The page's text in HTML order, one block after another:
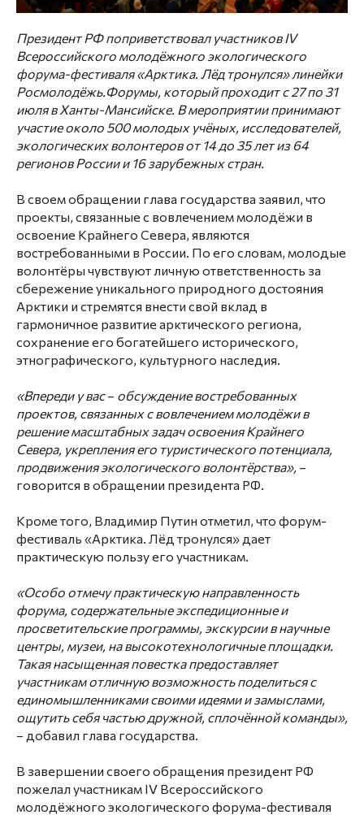
Президент РФ поприветствовал участников IV
Всероссийского молодёжного экологического
форума-фестиваля «Арктика. Лёд тронулся» линейки
Росмолодёжь.Форумы, который проходит с 27 по 31
июля в Ханты-Мансийске. В мероприятии принимают
участие около 500 молодых учёных, исследователей,
экологических волонтеров от 14 до 35 лет из 64
регионов России и 16 зарубежных стран.
В своем обращении глава государства заявил, что
проекты, связанные с вовлечением молодёжи в
освоение Крайнего Севера, являются
востребованными в России. По его словам, молодые
волонтёры чувствуют личную ответственность за
сбережение уникального природного достояния
Арктики и стремятся внести свой вклад в
гармоничное развитие арктического региона,
сохранение его богатейшего исторического,
этнографического, культурного наследия.
«Впереди у вас– обсуждение востребованных
проектов, связанных с вовлечением молодёжи в
решение масштабных задач освоения Крайнего
Севера, укрепления его туристического потенциала,
продвижения экологического волонтёрства», –
говорится в обращении президента РФ.
Кроме того, Владимир Путин отметил, что форум-
фестиваль «Арктика. Лёд тронулся» дает
практическую пользу его участникам.
«Особо отмечу практическую направленность
форума, содержательные экспедиционные и
просветительские программы, экскурсии в научные
центры, музеи, на высокотехнологичные площадки.
Такая насыщенная повестка предоставляет
участникам отличную возможность поделиться с
единомышленниками своими идеями и замыслами,
ощутить себя частью дружной, сплочённой команды»,
– добавил глава государства.
В завершении своего обращения президент РФ
пожелал участникам IV Всероссийского
молодёжного экологического форума-фестиваля